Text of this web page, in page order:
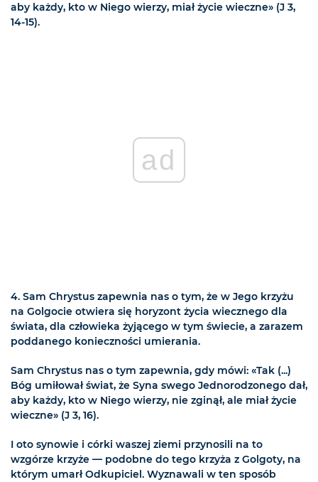
aby każdy, kto w Niego wierzy, miał życie wieczne» (J 3,
14-15).
ad
4. Sam Chrystus zapewnia nas o tym, że w Jego krzyżu
na Golgocie otwiera się horyzont życia wiecznego dla
świata, dla człowieka żyjącego w tym świecie, a zarazem
poddanego konieczności umierania.
Sam Chrystus nas o tym zapewnia, gdy mówi: «Tak (...)
Bóg umiłował świat, że Syna swego Jednorodzonego dał,
aby każdy, kto w Niego wierzy, nie zginął, ale miał życie
wieczne» (J 3, 16).
I oto synowie i córki waszej ziemi przynosili na to
wzgórze krzyże — podobne do tego krzyża z Golgoty, na
którym umarł Odkupiciel. Wyznawali w ten sposób